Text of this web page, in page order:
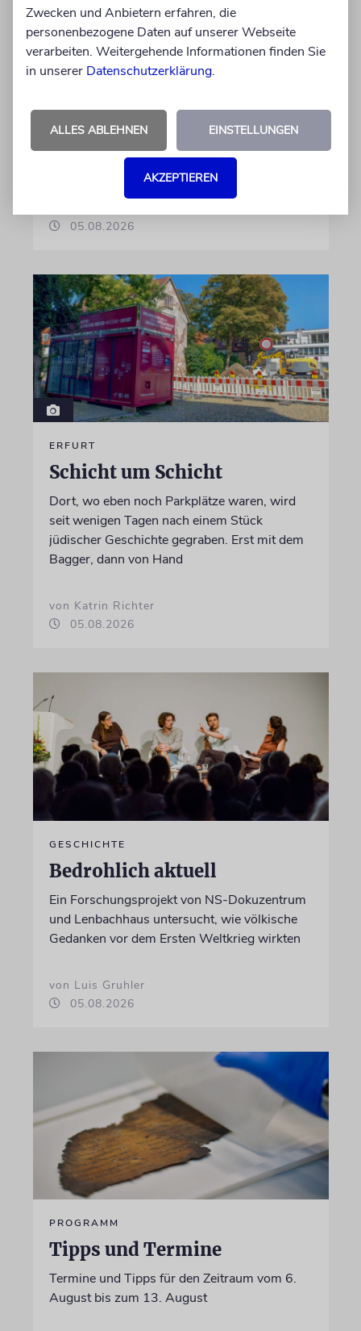
REFORM
Hilfe im Alltag
dass ausgerechnet die Unterstützung gekürzt
05.08.2026
ERFURT
Schicht um Schicht
Dort, wo eben noch Parkplätze waren, wird
seit wenigen Tagen nach einem Stück
jüdischer Geschichte gegraben. Erst mit dem
Bagger, dann von Hand
von Katrin Richter
05.08.2026
GESCHICHTE
Bedrohlich aktuell
Ein Forschungsprojekt von NS-Dokuzentrum
und Lenbachhaus untersucht, wie völkische
Gedanken vor dem Ersten Weltkrieg wirkten
von Luis Gruhler
05.08.2026
PROGRAMM
Tipps und Termine
Termine und Tipps für den Zeitraum vom 6.
August bis zum 13. August
Zwecken und Anbietern erfahren, die
personenbezogene Daten auf unserer Webseite
verarbeiten. Weitergehende Informationen finden Sie
in unserer Datenschutzerklärung.
ALLES ABLEHNEN EINSTELLUNGEN
AKZEPTIEREN